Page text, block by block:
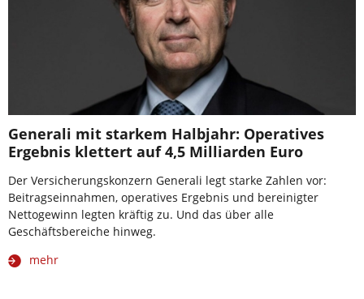
Generali mit starkem Halbjahr: Operatives
Ergebnis klettert auf 4,5 Milliarden Euro
Der Versicherungskonzern Generali legt starke Zahlen vor:
Beitragseinnahmen, operatives Ergebnis und bereinigter
Nettogewinn legten kräftig zu. Und das über alle
Geschäftsbereiche hinweg.
mehr